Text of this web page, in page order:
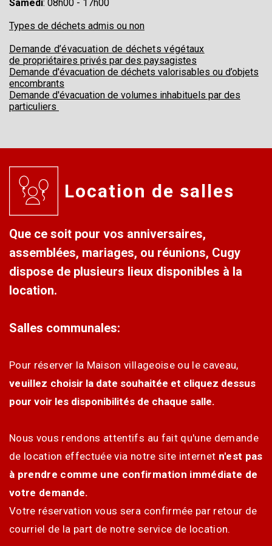
Samedi: 08h00 - 17h00
Types de déchets admis ou non
Demande d’évacuation de déchets végétaux
de propriétaires privés par des paysagistes
Demande d'évacuation de déchets valorisables ou d’objets
encombrants
Demande d'évacuation de volumes inhabituels par des
particuliers
Location de salles
Que ce soit pour vos anniversaires,
assemblées, mariages, ou réunions, Cugy
dispose de plusieurs lieux disponibles à la
location.
Salles communales:
Pour réserver la Maison villageoise ou le caveau,
veuillez choisir la date souhaitée et cliquez dessus
pour voir les disponibilités de chaque salle.
Nous vous rendons attentifs au fait qu'une demande
de location effectuée via notre site internet n'est pas
à prendre comme une confirmation immédiate de
votre demande.
Votre réservation vous sera confirmée par retour de
courriel de la part de notre service de location.